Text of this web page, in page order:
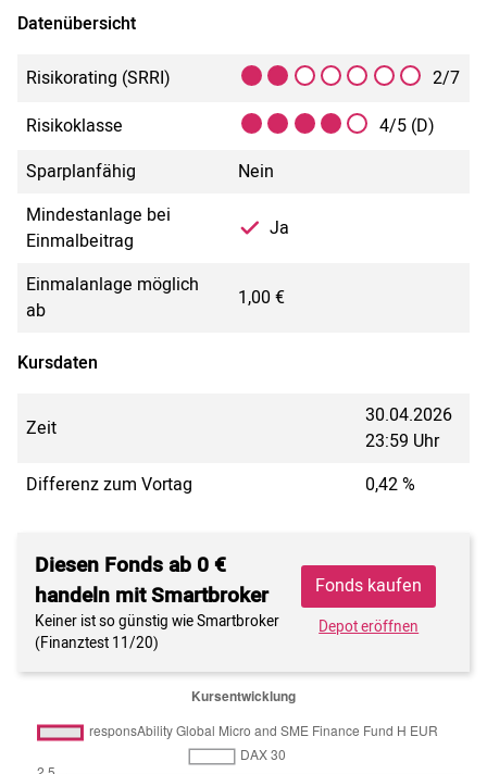
Datenübersicht
Risikorating (SRRI)
2/7
Risikoklasse
4/5 (D)
Sparplanfähig
Nein
Mindestanlage bei
Einmalbeitrag
Ja
Einmalanlage möglich
ab
1,00 €
Kursdaten
Zeit
30.04.2026
23:59 Uhr
Differenz zum Vortag
0,42 %
Diesen Fonds ab 0 €
handeln mit Smartbroker
Keiner ist so günstig wie Smartbroker
(Finanztest 11/20)
Fonds kaufen
Depot eröffnen